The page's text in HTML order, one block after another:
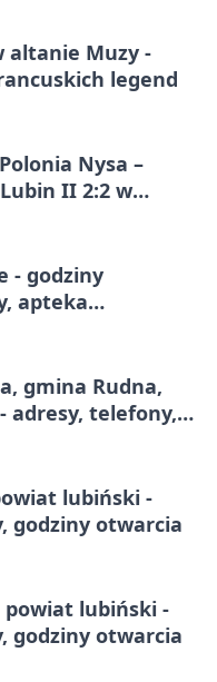
altanie Muzy -
legend
Nysa –
II 2:2 w
- godziny
apteka
gmina Rudna,
adresy, telefony,
lubiński -
godziny otwarcia
powiat lubiński -
godziny otwarcia